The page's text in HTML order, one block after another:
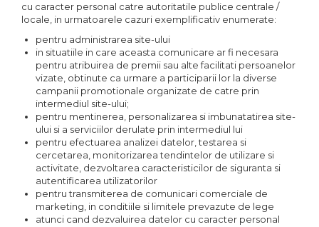
cu caracter personal catre autoritatile publice centrale /
locale, in urmatoarele cazuri exemplificativ enumerate:
pentru administrarea site-ului
in situatiile in care aceasta comunicare ar fi necesara
pentru atribuirea de premii sau alte facilitati persoanelor
vizate, obtinute ca urmare a participarii lor la diverse
campanii promotionale organizate de catre prin
intermediul site-ului;
pentru mentinerea, personalizarea si imbunatatirea site-
ului si a serviciilor derulate prin intermediul lui
pentru efectuarea analizei datelor, testarea si
cercetarea, monitorizarea tendintelor de utilizare si
activitate, dezvoltarea caracteristicilor de siguranta si
autentificarea utilizatorilor
pentru transmiterea de comunicari comerciale de
marketing, in conditiile si limitele prevazute de lege
atunci cand dezvaluirea datelor cu caracter personal